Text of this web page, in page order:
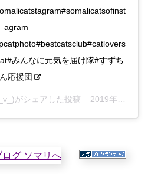
agram
みんなに元気を届け隊#すずち
応援団
がシェアした投稿 – 2019年12月月14日午前6時05分PST